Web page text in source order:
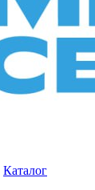
Каталог